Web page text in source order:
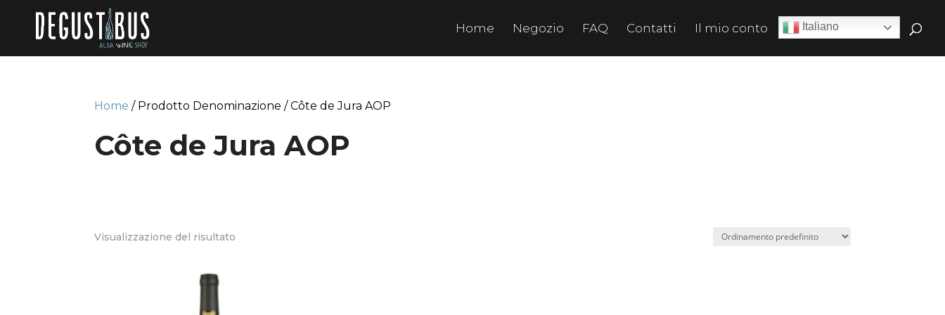
Home Negozio FAQ Contatti Il mio conto
Home / Prodotto Denominazione / Côte de Jura AOP
Côte de Jura AOP
Visualizzazione del risultato
Italiano